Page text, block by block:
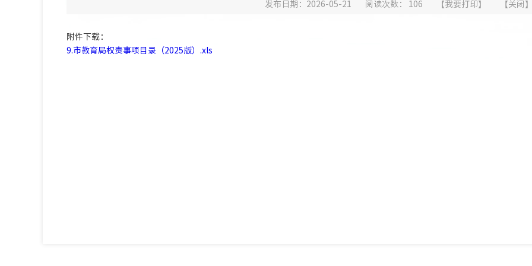
发布日期：2026-05-21 阅读次数： 106 【我要打印】 【关闭
附件下载：
9.市教育局权责事项目录（2025版）.xls